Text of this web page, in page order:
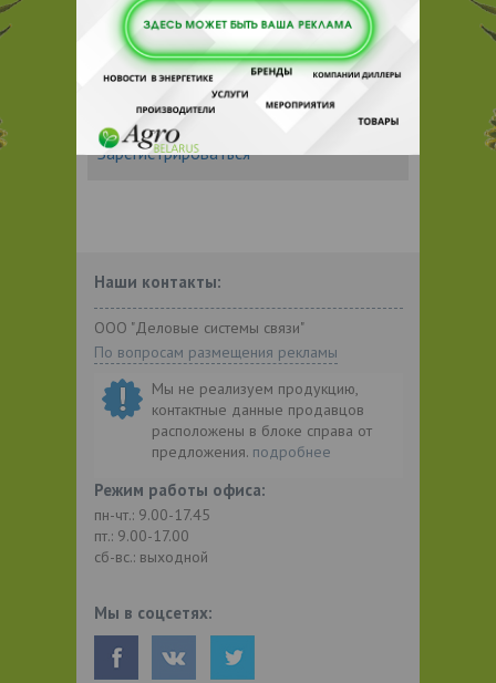
Отзывы
Чтобы оставить комментарий или
выставить рейтинг, нужно
или
Зарегистрироваться
Наши контакты:
ООО "Деловые системы связи"
По вопросам размещения рекламы
Мы не реализуем продукцию,
контактные данные продавцов
расположены в блоке справа от
предложения. подробнее
Режим работы офиса:
пн-чт.: 9.00-17.45
пт.: 9.00-17.00
сб-вс.: выходной
Мы в соцсетях: